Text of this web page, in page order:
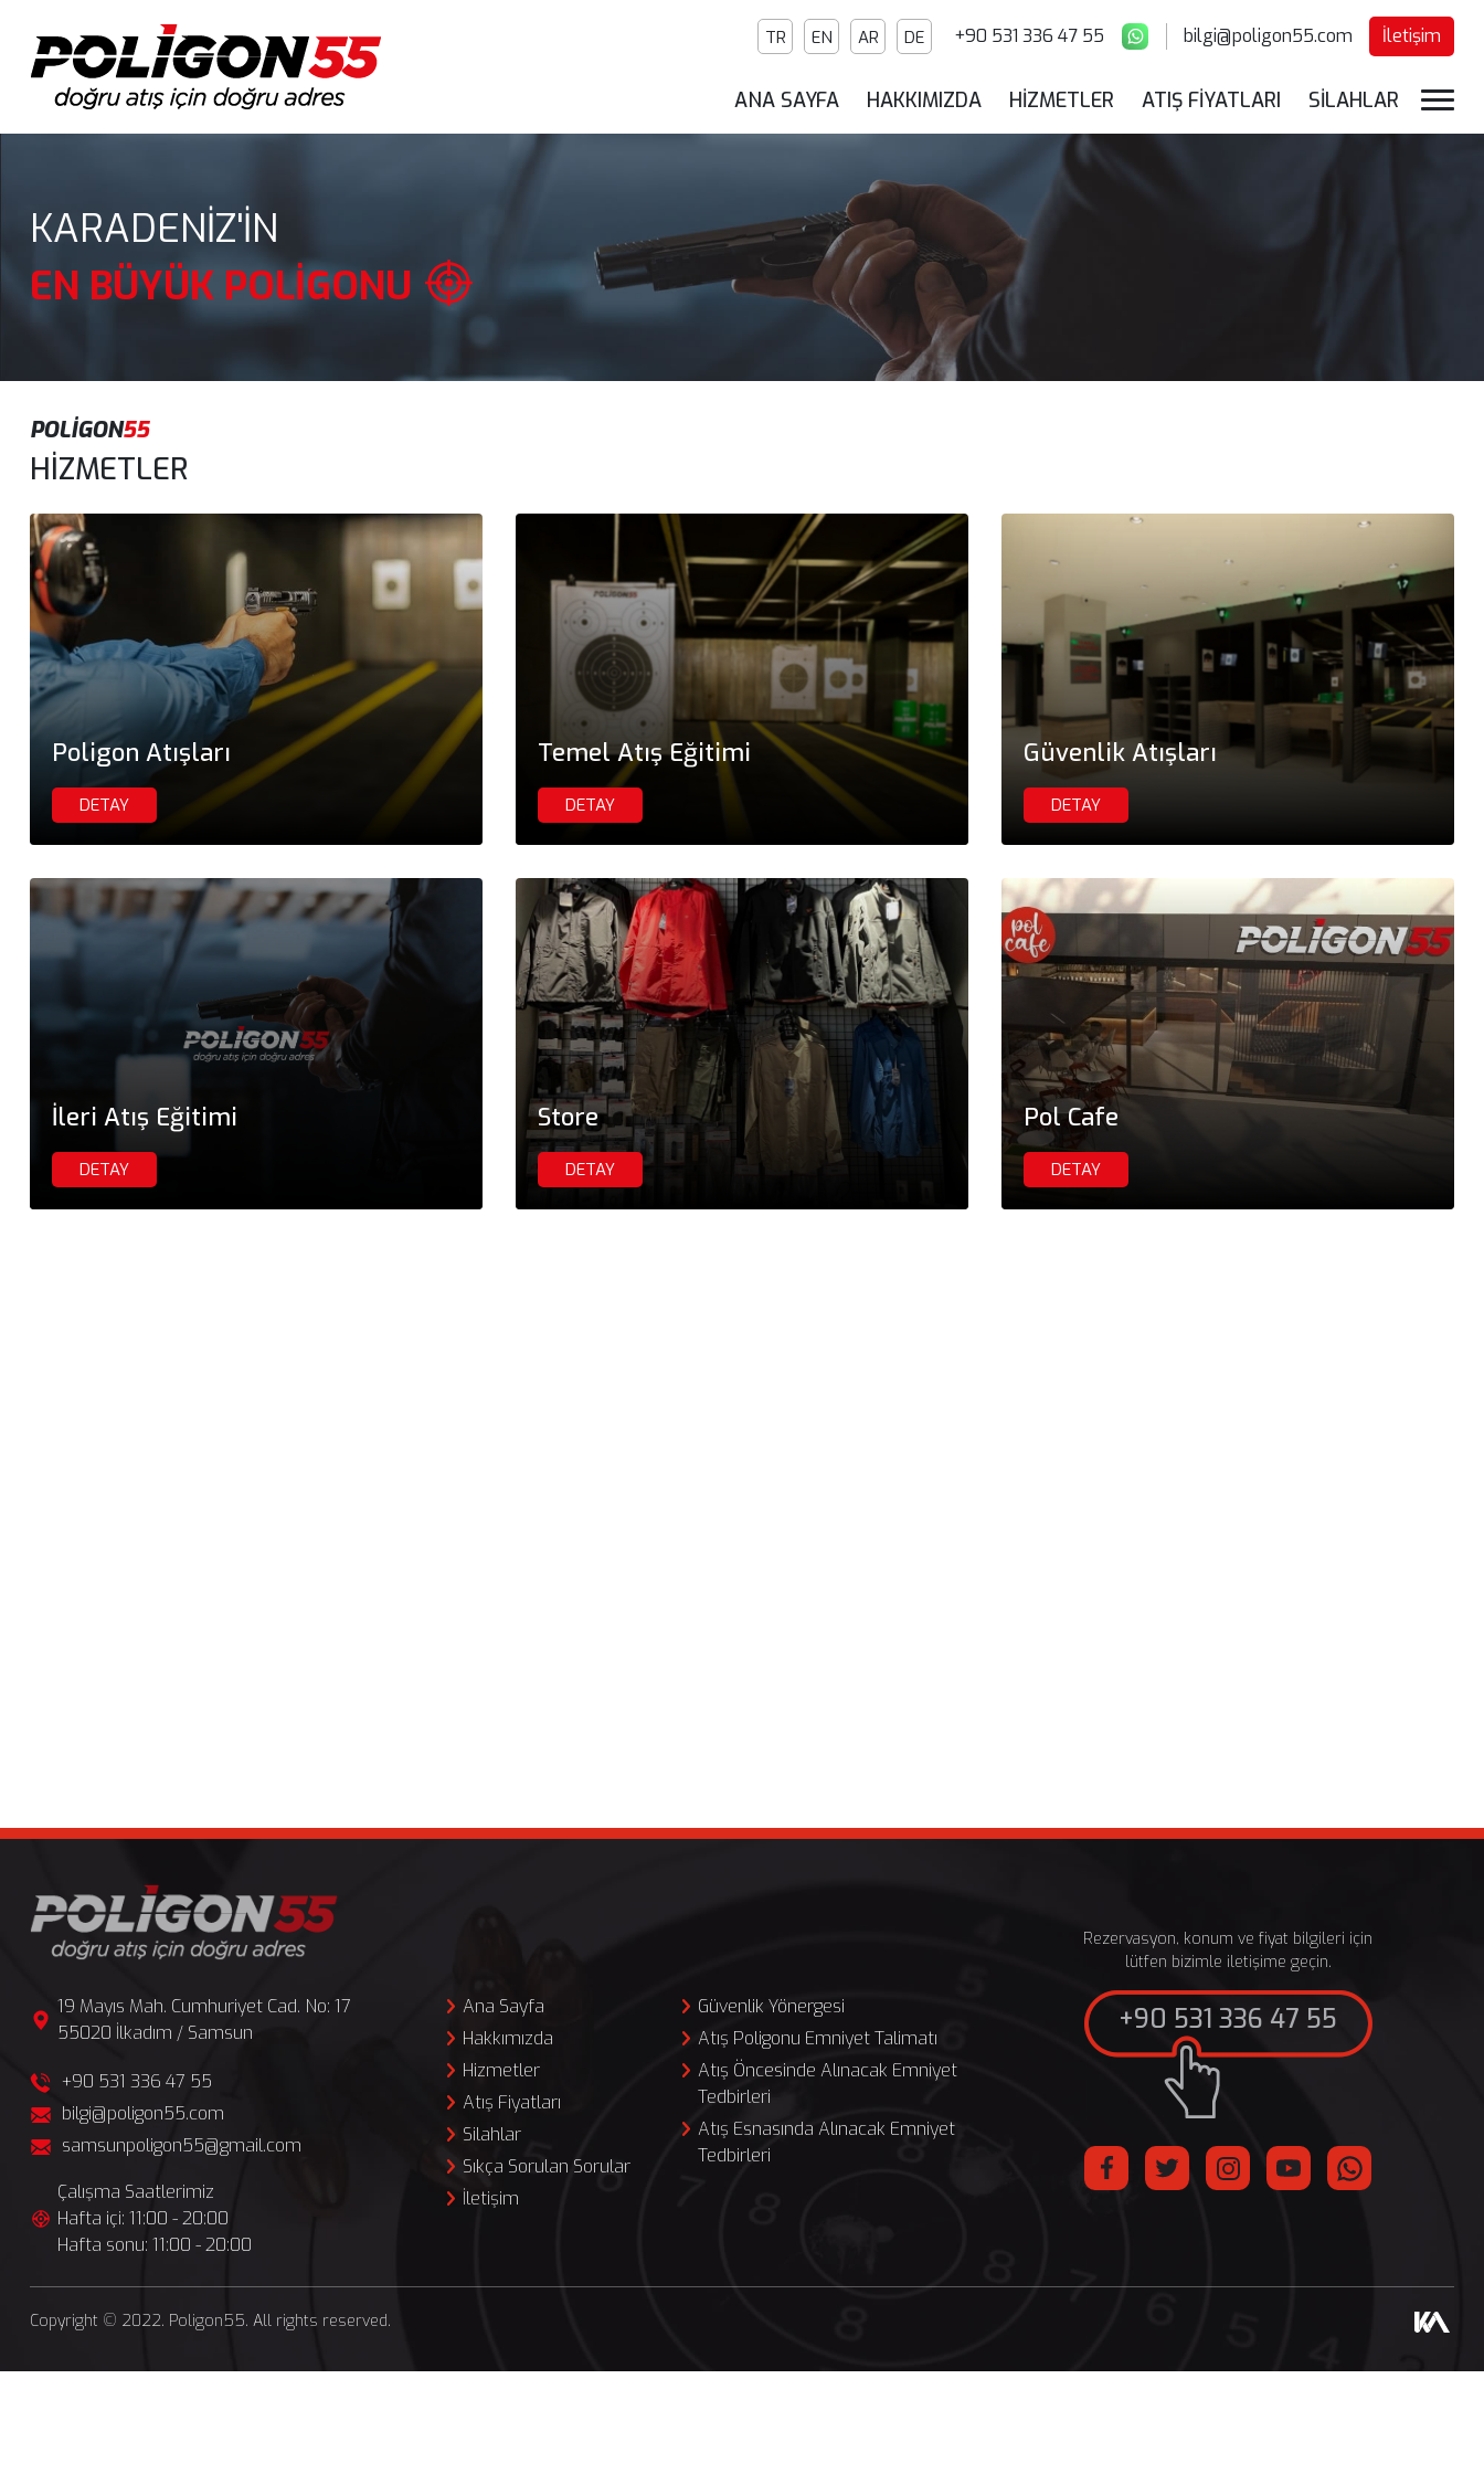
TR EN AR DE +90 531 336 47 55 bilgi@poligon55.com İletişim
ANA SAYFA HAKKIMIZDA HİZMETLER ATIŞ FİYATLARI SİLAHLAR
KARADENİZ'İN
EN BÜYÜK POLİGONU
POLİGON55
HİZMETLER
Poligon Atışları
DETAY
Temel Atış Eğitimi
DETAY
Güvenlik Atışları
DETAY
İleri Atış Eğitimi
DETAY
Store
DETAY
Pol Cafe
DETAY
19 Mayıs Mah. Cumhuriyet Cad. No: 17
55020 İlkadım / Samsun
+90 531 336 47 55
bilgi@poligon55.com
samsunpoligon55@gmail.com
Çalışma Saatlerimiz
Hafta içi: 11:00 - 20:00
Hafta sonu: 11:00 - 20:00
Ana Sayfa
Hakkımızda
Hizmetler
Atış Fiyatları
Silahlar
Sıkça Sorulan Sorular
İletişim
Güvenlik Yönergesi
Atış Poligonu Emniyet Talimatı
Atış Öncesinde Alınacak Emniyet
Tedbirleri
Atış Esnasında Alınacak Emniyet
Tedbirleri
Rezervasyon, konum ve fiyat bilgileri için
lütfen bizimle iletişime geçin.
+90 531 336 47 55
Copyright © 2022. Poligon55. All rights reserved.